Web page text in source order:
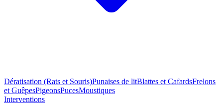
Dératisation (Rats et Souris)Punaises de litBlattes et CafardsFrelons
et GuêpesPigeonsPucesMoustiques
Interventions